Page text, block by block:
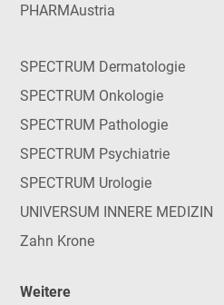
PHARMAustria
SPECTRUM Dermatologie
SPECTRUM Onkologie
SPECTRUM Pathologie
SPECTRUM Psychiatrie
SPECTRUM Urologie
UNIVERSUM INNERE MEDIZIN
Zahn Krone
Weitere